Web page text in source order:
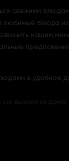
свежими
блюда из
нашим
в удобное
выходя из дома.